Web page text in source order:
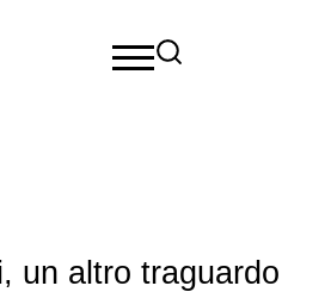
un altro traguardo